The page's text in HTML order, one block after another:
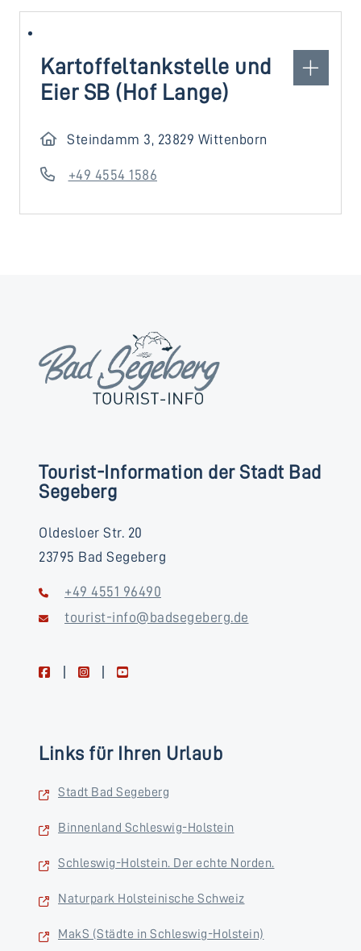
Kartoffeltankstelle und
Eier SB (Hof Lange)
Steindamm 3, 23829 Wittenborn
+49 4554 1586
Tourist-Information der Stadt Bad
Segeberg
Oldesloer Str. 20
23795 Bad Segeberg
+49 4551 96490
tourist-info@badsegeberg.de
facebookinstagramyoutube
Links für Ihren Urlaub
Stadt Bad Segeberg
Binnenland Schleswig-Holstein
Schleswig-Holstein. Der echte Norden.
Naturpark Holsteinische Schweiz
MakS (Städte in Schleswig-Holstein)